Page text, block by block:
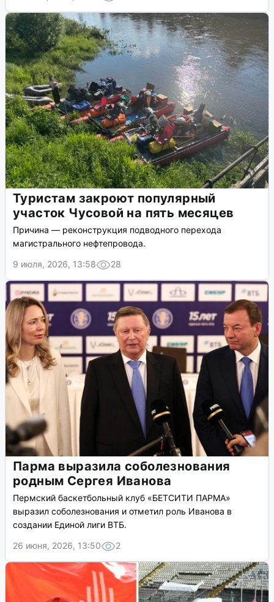
Туристам закроют популярный
участок Чусовой на пять месяцев
Причина — реконструкция подводного перехода
магистрального нефтепровода.
9 июля, 2026, 13:58
28
Парма выразила соболезнования
родным Сергея Иванова
Пермский баскетбольный клуб «БЕТСИТИ ПАРМА»
выразил соболезнования и отметил роль Иванова в
создании Единой лиги ВТБ.
26 июня, 2026, 13:50
2